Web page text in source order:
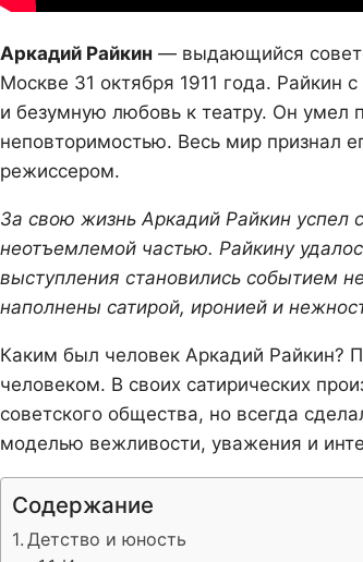
Аркадий Райкин — выдающийся
Москве 31 октября 1911 года. Райкин
и безумную любовь к театру. Он умел
неповторимостью. Весь мир признал
режиссером.
За свою жизнь Аркадий Райкин успел
неотъемлемой частью. Райкину
выступления становились событием
наполнены сатирой, иронией и
Каким был человек Аркадий Райкин?
человеком. В своих сатирических
советского общества, но всегда
моделью вежливости, уважения и
Содержание
Детство и юность